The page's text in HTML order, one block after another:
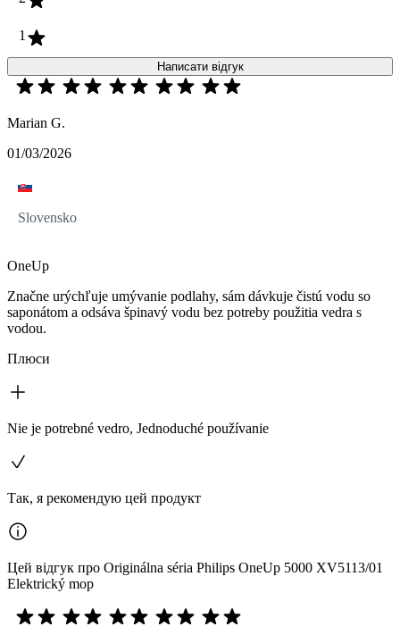
1
Написати відгук
Marian G.
01/03/2026
Slovensko
OneUp
Značne urýchľuje umývanie podlahy, sám dávkuje čistú vodu so
saponátom a odsáva špinavý vodu bez potreby použitia vedra s
vodou.
Плюси
Nie je potrebné vedro, Jednoduché používanie
Так, я рекомендую цей продукт
Цей відгук про Originálna séria Philips OneUp 5000 XV5113/01
Elektrický mop